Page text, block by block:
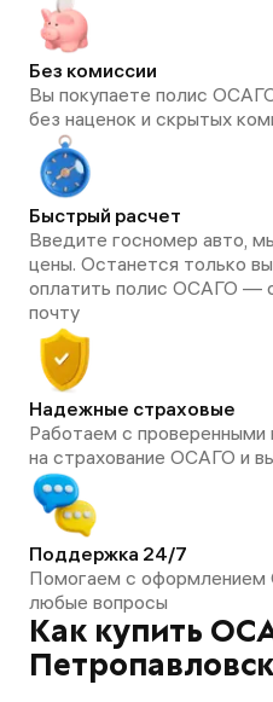
Без комиссии
Вы покупаете полис
без наценок и скрытых
Быстрый расчет
Введите госномер авто,
цены. Останется только
оплатить полис ОСАГО —
почту
Надежные страховые
Работаем с
на страхование ОСАГО и
Поддержка 24/7
Помогаем с оформлением
любые вопросы
Как купить